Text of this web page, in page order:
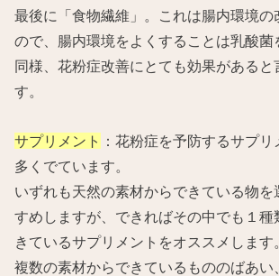
最後に「食物繊維」。これは腸内環境の
ので、腸内環境をよくすることは乳酸菌
同様、花粉症改善にとても効果があると
す。
サプリメント
：花粉症を予防するサプ
多くでています。
いずれも天然の素材からできている物を
すめしますが、できればその中でも１種
きているサプリメントをオススメします
複数の素材からできているもののばあい